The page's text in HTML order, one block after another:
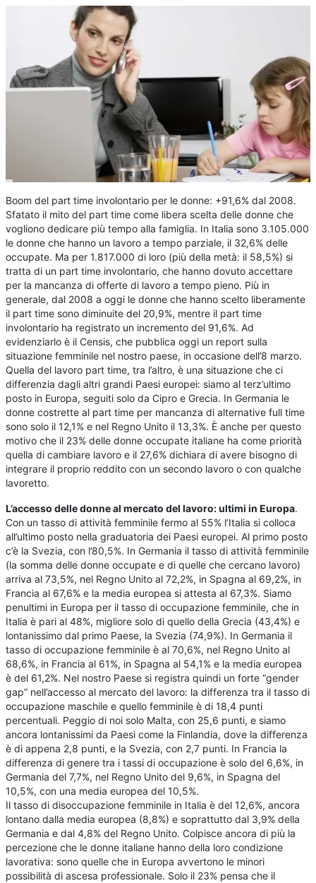
Boom del part time involontario per le donne: +91,6% dal 2008.
Sfatato il mito del part time come libera scelta delle donne che
vogliono dedicare più tempo alla famiglia. In Italia sono 3.105.000
le donne che hanno un lavoro a tempo parziale, il 32,6% delle
occupate. Ma per 1.817.000 di loro (più della metà: il 58,5%) si
tratta di un part time involontario, che hanno dovuto accettare
per la mancanza di offerte di lavoro a tempo pieno. Più in
generale, dal 2008 a oggi le donne che hanno scelto liberamente
il part time sono diminuite del 20,9%, mentre il part time
involontario ha registrato un incremento del 91,6%. Ad
evidenziarlo è il Censis, che pubblica oggi un report sulla
situazione femminile nel nostro paese, in occasione dell’8 marzo.
Quella del lavoro part time, tra l’altro, è una situazione che ci
differenzia dagli altri grandi Paesi europei: siamo al terz’ultimo
posto in Europa, seguiti solo da Cipro e Grecia. In Germania le
donne costrette al part time per mancanza di alternative full time
sono solo il 12,1% e nel Regno Unito il 13,3%. È anche per questo
motivo che il 23% delle donne occupate italiane ha come priorità
quella di cambiare lavoro e il 27,6% dichiara di avere bisogno di
integrare il proprio reddito con un secondo lavoro o con qualche
lavoretto.
L’accesso delle donne al mercato del lavoro: ultimi in Europa.
Con un tasso di attività femminile fermo al 55% l’Italia si colloca
all’ultimo posto nella graduatoria dei Paesi europei. Al primo posto
c’è la Svezia, con l’80,5%. In Germania il tasso di attività femminile
(la somma delle donne occupate e di quelle che cercano lavoro)
arriva al 73,5%, nel Regno Unito al 72,2%, in Spagna al 69,2%, in
Francia al 67,6% e la media europea si attesta al 67,3%. Siamo
penultimi in Europa per il tasso di occupazione femminile, che in
Italia è pari al 48%, migliore solo di quello della Grecia (43,4%) e
lontanissimo dal primo Paese, la Svezia (74,9%). In Germania il
tasso di occupazione femminile è al 70,6%, nel Regno Unito al
68,6%, in Francia al 61%, in Spagna al 54,1% e la media europea
è del 61,2%. Nel nostro Paese si registra quindi un forte “gender
gap” nell’accesso al mercato del lavoro: la differenza tra il tasso di
occupazione maschile e quello femminile è di 18,4 punti
percentuali. Peggio di noi solo Malta, con 25,6 punti, e siamo
ancora lontanissimi da Paesi come la Finlandia, dove la differenza
è di appena 2,8 punti, e la Svezia, con 2,7 punti. In Francia la
differenza di genere tra i tassi di occupazione è solo del 6,6%, in
Germania del 7,7%, nel Regno Unito del 9,6%, in Spagna del
10,5%, con una media europea del 10,5%.
Il tasso di disoccupazione femminile in Italia è del 12,6%, ancora
lontano dalla media europea (8,8%) e soprattutto dal 3,9% della
Germania e dal 4,8% del Regno Unito. Colpisce ancora di più la
percezione che le donne italiane hanno della loro condizione
lavorativa: sono quelle che in Europa avvertono le minori
possibilità di ascesa professionale. Solo il 23% pensa che il